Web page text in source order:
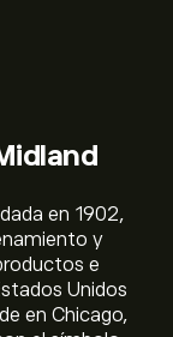
en 1902,
y
e
Unidos
en Chicago,
es de 77.30‎$‎.